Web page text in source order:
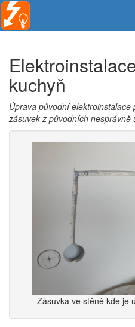
kuchyň
Úprava původní
zásuvek z původních nesprávně
Zásuvka ve stěně kde je